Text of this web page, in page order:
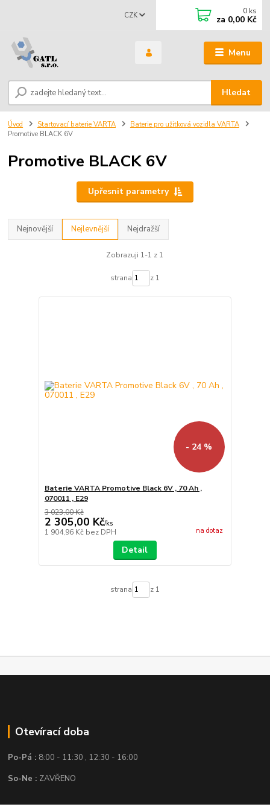
Menu
CZK
Hledat
0 ks
za 0,00 Kč
Úvod Startovací baterie VARTA
Baterie pro užitková vozidla VARTA
Promotive BLACK 6V
Promotive BLACK 6V
Upřesnit parametry
Nejnovější Nejlevnější Nejdražší
Zobrazuji 1-1 z 1
strana z 1
- 24 %
Baterie VARTA Promotive Black 6V , 70 Ah ,
070011 , E29
3 023,00 Kč
2 305,00 Kč/ks
1 904,96 Kč bez DPH na dotaz
Detail
strana z 1
Otevírací doba
Po-Pá : 8:00 - 11:30 , 12:30 - 16:00
So-Ne : ZAVŘENO